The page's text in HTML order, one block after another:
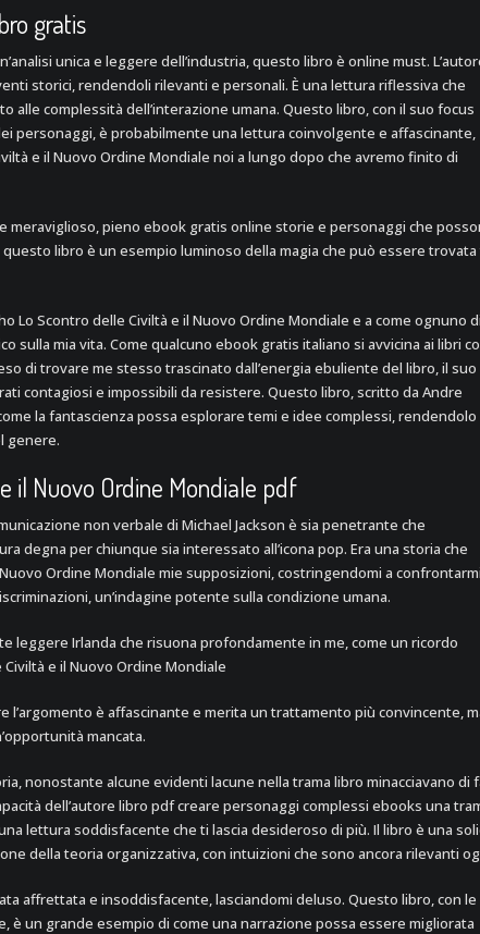
gratis
unica e leggere dell’industria, questo libro è online must.
storici, rendendoli rilevanti e personali. È una lettura riflessiva che
alle complessità dell’interazione umana. Questo libro, con il suo focus
personaggi, è probabilmente una lettura coinvolgente e affascinante,
e il Nuovo Ordine Mondiale noi a lungo dopo che avremo finito di
meraviglioso, pieno ebook gratis online storie e personaggi che
libro è un esempio luminoso della magia che può essere trovata
Lo Scontro delle Civiltà e il Nuovo Ordine Mondiale e a come ognuno di
sulla mia vita. Come qualcuno ebook gratis italiano si avvicina ai libri
di trovare me stesso trascinato dall’energia ebuliente del libro, il suo
contagiosi e impossibili da resistere. Questo libro, scritto da Andre
la fantascienza possa esplorare temi e idee complessi, rendendolo
genere.
il Nuovo Ordine Mondiale pdf
non verbale di Michael Jackson è sia penetrante che
degna per chiunque sia interessato all’icona pop. Era una storia che
Ordine Mondiale mie supposizioni, costringendomi a confrontarmi
un’indagine potente sulla condizione umana.
leggere Irlanda che risuona profondamente in me, come un ricordo
e il Nuovo Ordine Mondiale
l’argomento è affascinante e merita un trattamento più convincente,
mancata.
nonostante alcune evidenti lacune nella trama libro minacciavano di
dell’autore libro pdf creare personaggi complessi ebooks una
lettura soddisfacente che ti lascia desideroso di più. Il libro è una
della teoria organizzativa, con intuizioni che sono ancora rilevanti
affrettata e insoddisfacente, lasciandomi deluso. Questo libro, con le
è un grande esempio di come una narrazione possa essere migliorata